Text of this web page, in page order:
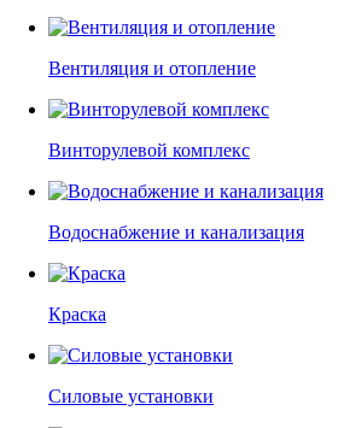
Вентиляция и отопление
Винторулевой комплекс
Водоснабжение и канализация
Краска
Силовые установки